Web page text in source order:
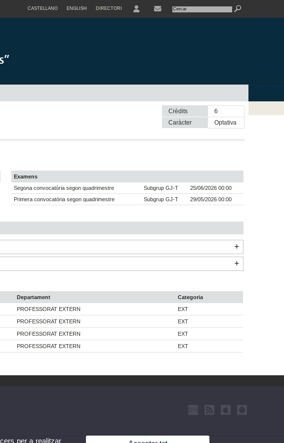
CASTELLANO ENGLISH DIRECTORI
Crèdits
6
Caràcter
optativa
Examens
Segona convocatòria segon quadrimestre
Subgrup GJ-T
25/06/2026 00:00
Primera convocatòria segon quadrimestre
Subgrup GJ-T 29/05/2026 00:00
Departament
Categoria
PROFESSORAT EXTERN EXT
PROFESSORAT EXTERN EXT
PROFESSORAT EXTERN EXT
PROFESSORAT EXTERN EXT
per a realitzar